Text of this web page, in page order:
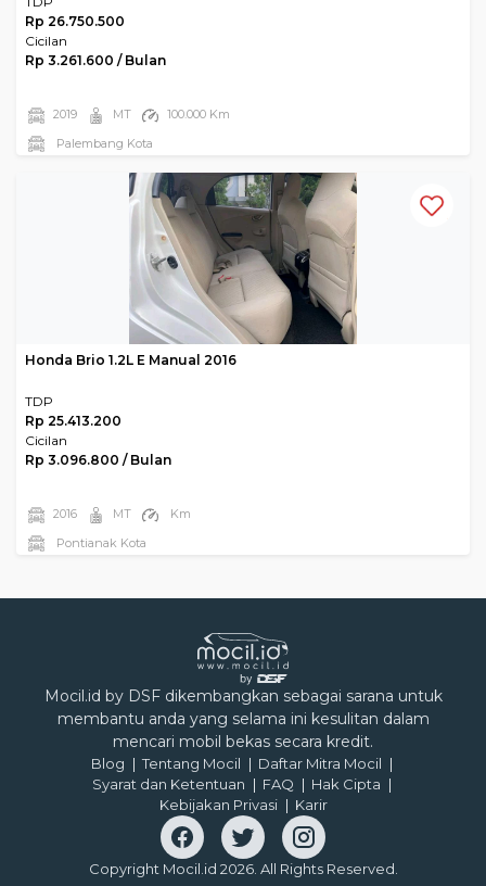
Rp 26.750.500
Cicilan
Rp 3.261.600 / Bulan
2019 MT
100.000 Km
Palembang Kota
Honda Brio 1.2L E Manual 2016
TDP
Rp 25.413.200
Cicilan
Rp 3.096.800 / Bulan
2016 MT
Km
Pontianak Kota
Mocil.id by DSF dikembangkan sebagai sarana untuk
membantu anda yang selama ini kesulitan dalam
mencari mobil bekas secara kredit.
Blog Tentang Mocil
Daftar Mitra Mocil
Syarat dan Ketentuan
FAQ
Hak Cipta
Kebijakan Privasi
Karir
Copyright Mocil.id 2026. All Rights Reserved.